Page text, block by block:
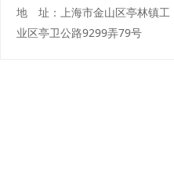
地 址：上海市金山区亭林镇工
业区亭卫公路9299弄79号